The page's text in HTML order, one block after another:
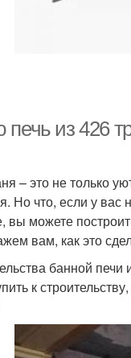
из 426
– это не только
Но что, если у
вы можете
вам, как это
банной
к